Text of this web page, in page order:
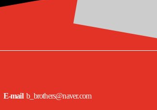
E-mailb_brothers@naver.com